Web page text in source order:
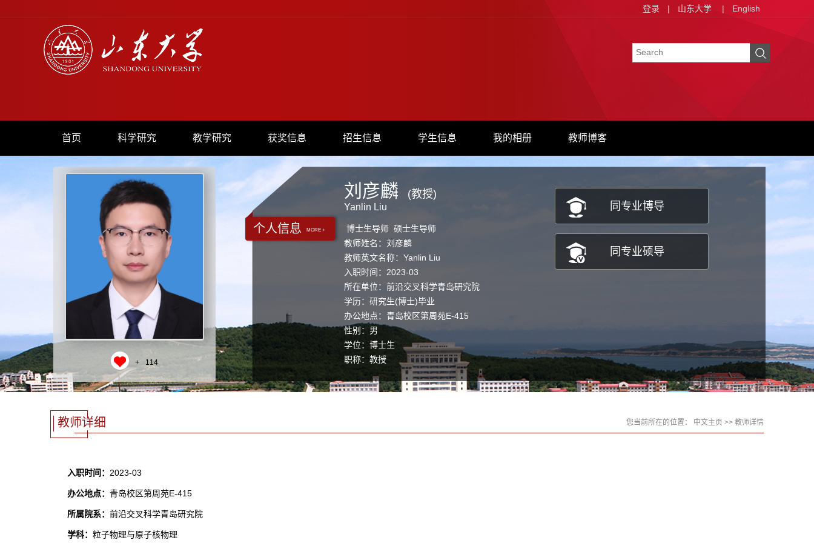
登录 | 山东大学 | English
首页 科学研究 教学研究 获奖信息 招生信息 学生信息 我的相册 教师博客
+ 114
个人信息 MORE +
刘彦麟
Yanlin Liu
(教授)
博士生导师 硕士生导师
教师姓名：刘彦麟
教师英文名称：Yanlin Liu
入职时间：2023-03
所在单位：前沿交叉科学青岛研究院
学历：研究生(博士)毕业
办公地点：青岛校区第周苑E-415
性别：男
学位：博士生
职称：教授
毕业院校：中国科学技术大学
学科：粒子物理与原子核物理
同专业博导
同专业硕导
教师详细 您当前所在的位置： 中文主页 >> 教师详情
入职时间： 2023-03
办公地点： 青岛校区第周苑E-415
所属院系： 前沿交叉科学青岛研究院
学科： 粒子物理与原子核物理